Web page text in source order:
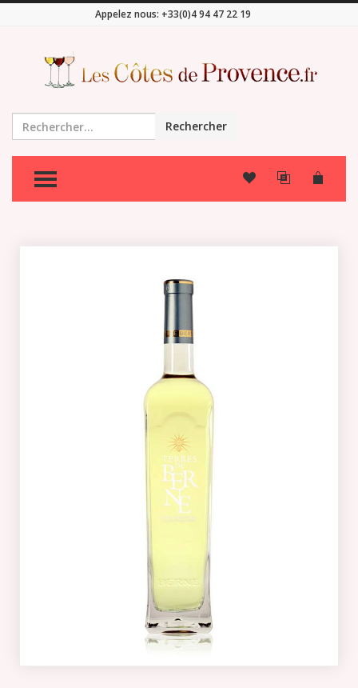
Appelez nous: +33(0)4 94 47 22 19
Rechercher
TOGGLE MENU